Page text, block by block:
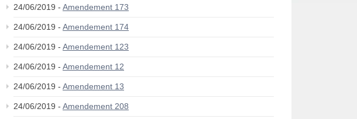
24/06/2019 - Amendement 173
24/06/2019 - Amendement 174
24/06/2019 - Amendement 123
24/06/2019 - Amendement 12
24/06/2019 - Amendement 13
24/06/2019 - Amendement 208